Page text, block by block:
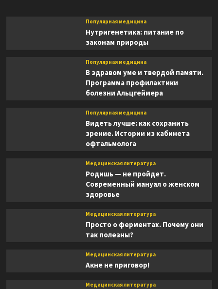
Популярная медицина
Нутригенетика: питание по
законам природы
Популярная медицина
В здравом уме и твердой памяти.
Программа профилактики
болезни Альцгеймера
Популярная медицина
Видеть лучше: как сохранить
зрение. Истории из кабинета
офтальмолога
Медицинская литература
Родишь — не пройдет.
Современный мануал о женском
здоровье
Медицинская литература
Просто о ферментах. Почему они
так полезны?
Медицинская литература
Акне не приговор!
Медицинская литература